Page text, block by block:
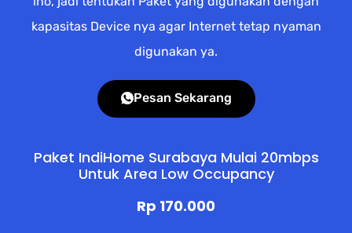
kapasitas Device nya agar Internet tetap nyaman
digunakan ya.
Pesan Sekarang
Paket IndiHome Surabaya Mulai 20mbps
Untuk Area Low Occupancy
Rp 170.000